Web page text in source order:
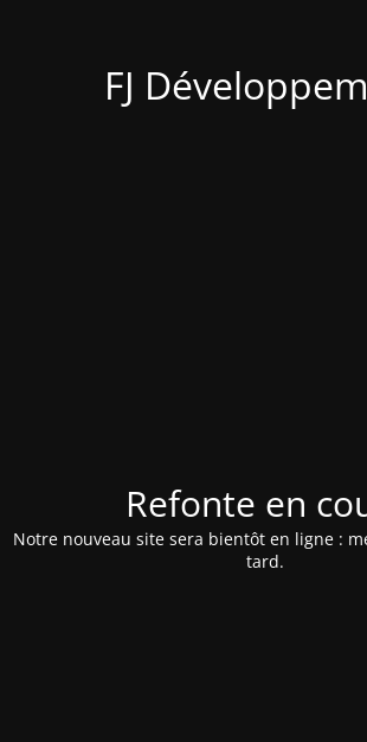
FJ
Refonte en
Notre nouveau site sera bientôt en ligne :
tard.